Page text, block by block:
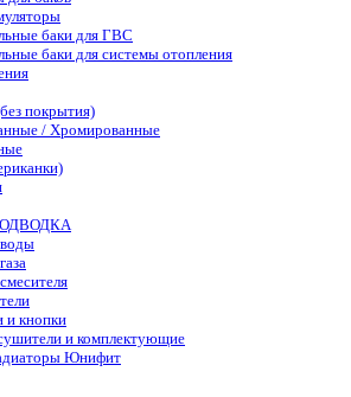
баки для ГВС
баки для системы отопления
покрытия)
/ Хромированные
и кнопки
и комплектующие
Юнифит